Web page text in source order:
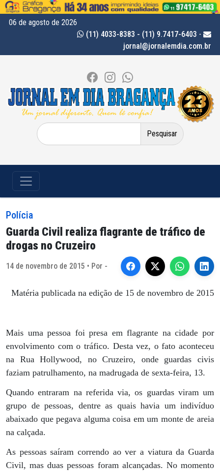
06 de agosto de 2026
(11) 4033-8383 - (11) 9.7417-6403 -
jornal@jornalemdia.com.br
Pesquisar
por:
Polícia
Guarda Civil realiza flagrante de tráfico de
drogas no Cruzeiro
14 de novembro de 2015 • Por -
Matéria publicada na edição de 15 de novembro de 2015
Mais uma pessoa foi presa em flagrante na cidade por
envolvimento com o tráfico. Desta vez, o fato aconteceu
na Rua Hollywood, no Cruzeiro, onde guardas civis
faziam patrulhamento, na madrugada de sexta-feira, 13.
Quando entraram na referida via, os guardas viram um
grupo de pessoas, dentre as quais havia um indivíduo
abaixado que pegava alguma coisa em um monte de areia
na calçada.
As pessoas saíram correndo ao ver a viatura da Guarda
Civil, mas duas pessoas foram alcançadas. No momento